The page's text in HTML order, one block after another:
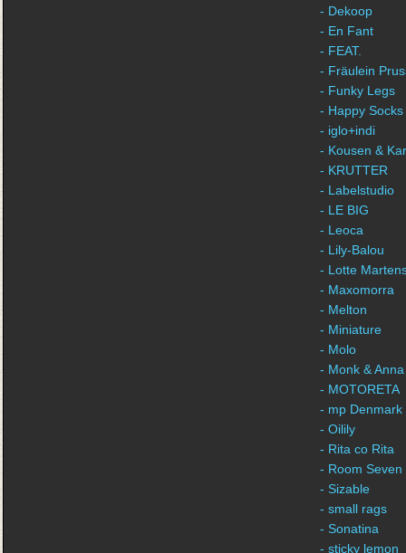
- Dekoop
- En Fant
- FEAT.
- Fräulein
- Funky Legs
- Happy Socks
- iglo+indi
- Kousen &
- KRUTTER
- Labelstudio
- LE BIG
- Leoca
- Lily-Balou
- Lotte
- Maxomorra
- Melton
- Miniature
- Molo
- Monk & Anna
- MOTORETA
- mp Denmark
- Oilily
- Rita co Rita
- Room Seven
- Sizable
- small rags
- Sonatina
- sticky lemon